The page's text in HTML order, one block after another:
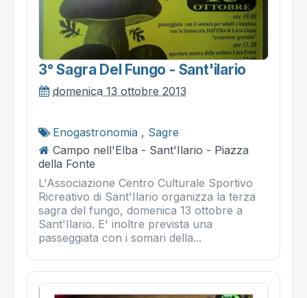
3° Sagra Del Fungo - Sant'ilario
domenica 13 ottobre 2013
Enogastronomia , Sagre
Campo nell'Elba - Sant'Ilario - Piazza
della Fonte
L'Associazione Centro Culturale Sportivo
Ricreativo di Sant'Ilario organizza la terza
sagra del fungo, domenica 13 ottobre a
Sant'Ilario. E' inoltre prevista una
passeggiata con i somari della...